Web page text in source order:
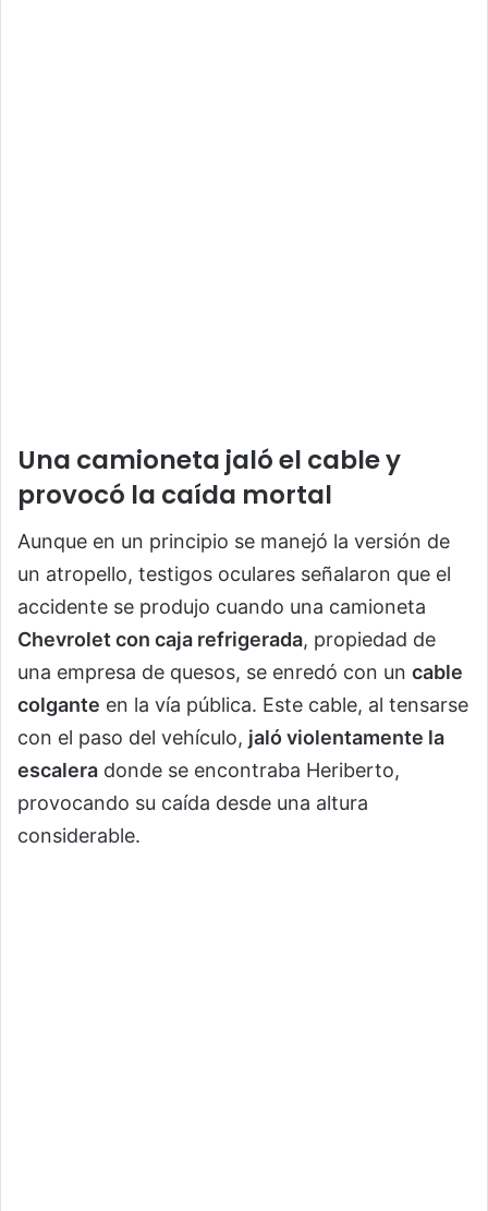
Una camioneta jaló el cable y
provocó la caída mortal
Aunque en un principio se manejó la versión de
un atropello, testigos oculares señalaron que el
accidente se produjo cuando una camioneta
Chevrolet con caja refrigerada, propiedad de
una empresa de quesos, se enredó con un cable
colgante en la vía pública. Este cable, al tensarse
con el paso del vehículo, jaló violentamente la
escalera donde se encontraba Heriberto,
provocando su caída desde una altura
considerable.